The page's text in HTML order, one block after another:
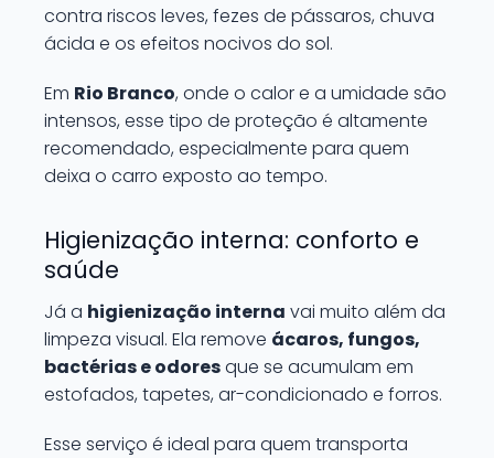
contra riscos leves, fezes de pássaros, chuva
ácida e os efeitos nocivos do sol.
Em Rio Branco, onde o calor e a umidade são
intensos, esse tipo de proteção é altamente
recomendado, especialmente para quem
deixa o carro exposto ao tempo.
Higienização interna: conforto e
saúde
Já a higienização interna vai muito além da
limpeza visual. Ela remove ácaros, fungos,
bactérias e odoresque se acumulam em
estofados, tapetes, ar-condicionado e forros.
Esse serviço é ideal para quem transporta